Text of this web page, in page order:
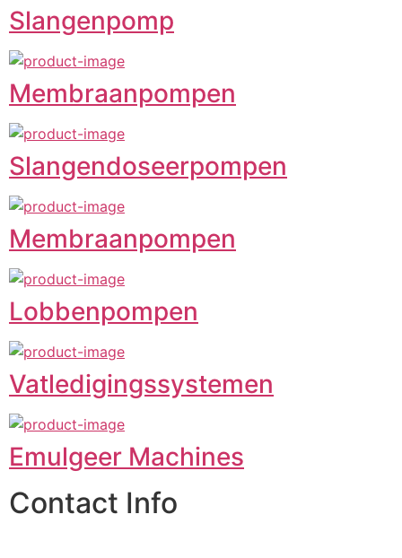
Slangenpomp
Membraanpompen
Slangendoseerpompen
Membraanpompen
Lobbenpompen
Vatledigingssystemen
Emulgeer Machines
Contact Info